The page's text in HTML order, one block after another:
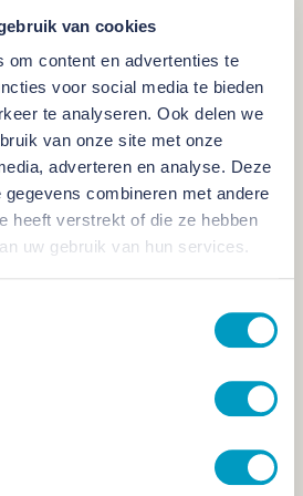
van cookies
om content en advertenties te
voor social media te bieden
te analyseren. Ook delen we
van onze site met onze
adverteren en analyse. Deze
combineren met andere
heeft verstrekt of die ze hebben
uw gebruik van hun services.
toekomstbestendig plan waar nog
gewoond wordt, kijken wij in de
begrip duurzaamheid. We hanteren